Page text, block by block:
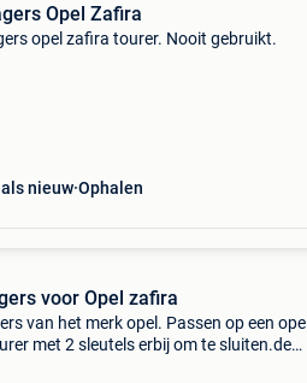
Opel Zafira
opel zafira tourer. Nooit gebruikt.
nieuw Ophalen
voor Opel zafira
van het merk opel. Passen op een opel
met 2 sleutels erbij om te sluiten.de